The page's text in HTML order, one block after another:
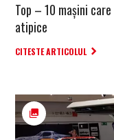
Top – 10 mașini
atipice
CITESTE ARTICOLUL